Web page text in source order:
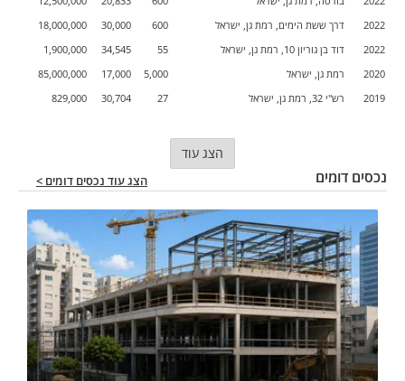
2022
דרך ששת הימים, רמת גן, ישראל 600
30,000
18,000,000
2022
דוד בן גוריון 10, רמת גן, ישראל 55
34,545
1,900,000
2020
רמת גן, ישראל 5,000
17,000
85,000,000
2019
רש"י 32, רמת גן, ישראל 27
30,704
829,000
הצג עוד
נכסים דומים הצג עוד נכסים דומים >